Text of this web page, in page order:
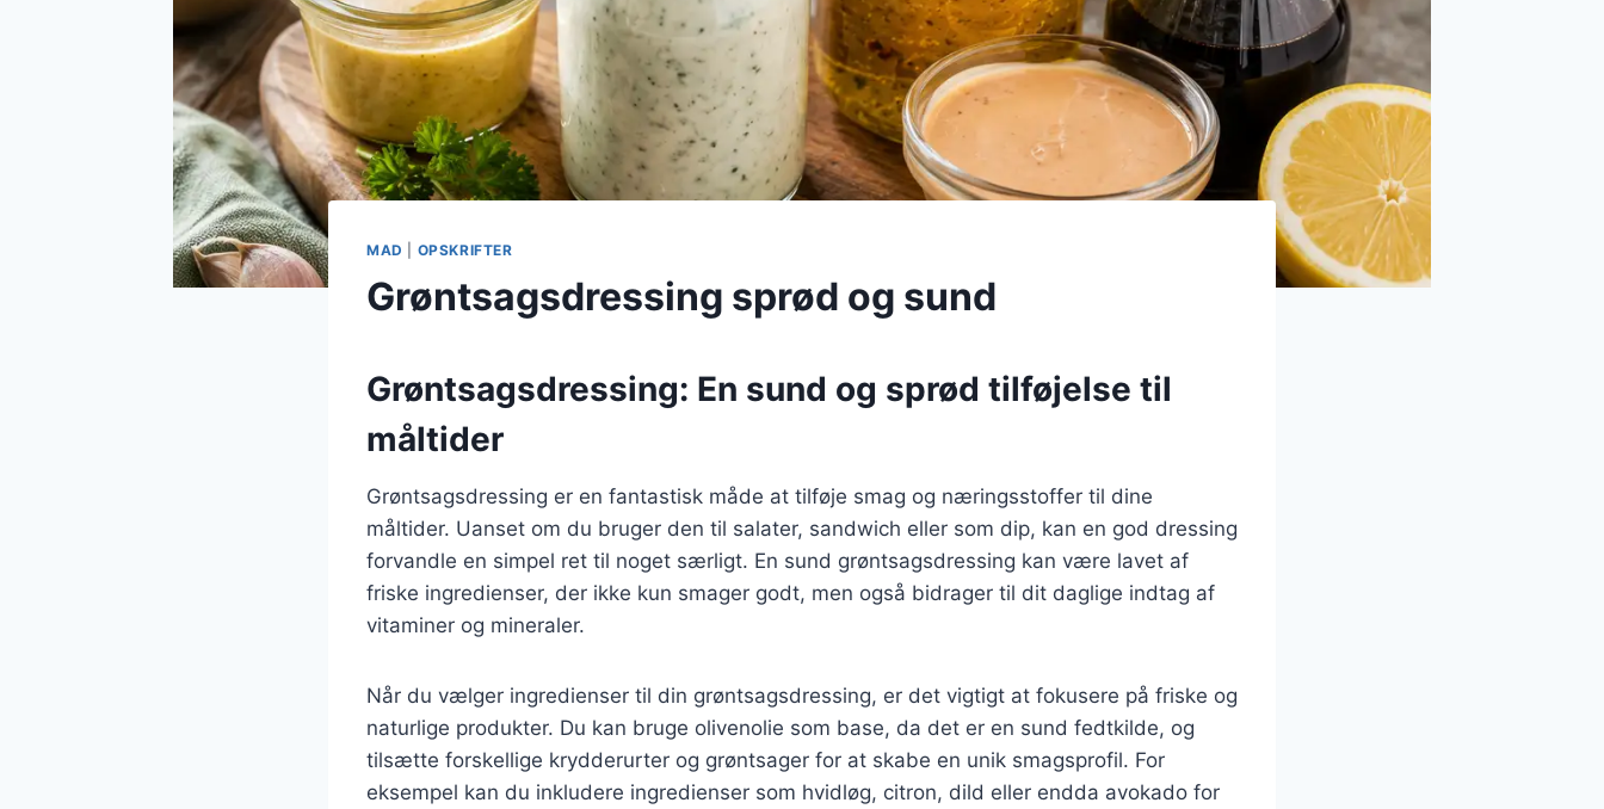
MAD OPSKRIFTER
Grøntsagsdressing sprød og sund
Grøntsagsdressing: En sund og sprød tilføjelse til
måltider
Grøntsagsdressing er en fantastisk måde at tilføje smag og næringsstoffer til dine
måltider. Uanset om du bruger den til salater, sandwich eller som dip, kan en god dressing
forvandle en simpel ret til noget særligt. En sund grøntsagsdressing kan være lavet af
friske ingredienser, der ikke kun smager godt, men også bidrager til dit daglige indtag af
vitaminer og mineraler.
Når du vælger ingredienser til din grøntsagsdressing, er det vigtigt at fokusere på friske og
naturlige produkter. Du kan bruge olivenolie som base, da det er en sund fedtkilde, og
tilsætte forskellige krydderurter og grøntsager for at skabe en unik smagsprofil. For
eksempel kan du inkludere ingredienser som hvidløg, citron, dild eller endda avokado for